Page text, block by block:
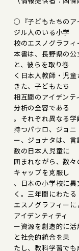
○『子どもたちのア
ジル人のいる小学
校のエスノグラフ
本書は、長野県の
と、彼らを取り巻
く日本人教師・児
きた、子どもたち
相互間のアイデン
分析の全容である
。それぞれ異なる
持つパウロ、ジョニ
ー、ジョナタは、
数の日本人児童に
囲まれながら、数
キャップを克服し
、日本の小学校に
く。三年間にわたる
エスノグラフィー
アイデンティティ
ー資源を創造的に
と社会的統合を果
たし、教科学習で